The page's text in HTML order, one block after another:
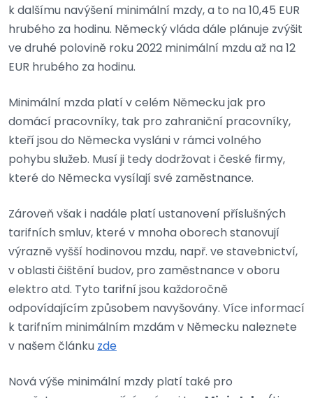
k dalšímu navýšení minimální mzdy, a to na 10,45 EUR
hrubého za hodinu. Německý vláda dále plánuje zvýšit
ve druhé polovině roku 2022 minimální mzdu až na 12
EUR hrubého za hodinu.
Minimální mzda platí v celém Německu jak pro
domácí pracovníky, tak pro zahraniční pracovníky,
kteří jsou do Německa vysláni v rámci volného
pohybu služeb. Musí ji tedy dodržovat i české firmy,
které do Německa vysílají své zaměstnance.
Zároveň však i nadále platí ustanovení příslušných
tarifních smluv, které v mnoha oborech stanovují
výrazně vyšší hodinovou mzdu, např. ve stavebnictví,
v oblasti čištění budov, pro zaměstnance v oboru
elektro atd. Tyto tarifní jsou každoročně
odpovídajícím způsobem navyšovány. Více informací
k tarifním minimálním mzdám v Německu naleznete
v našem článku zde
Nová výše minimální mzdy platí také pro